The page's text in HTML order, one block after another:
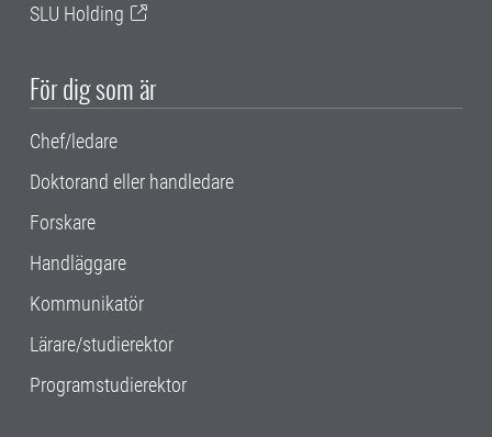
SLU Holding
För dig som är
Chef/ledare
Doktorand eller handledare
Forskare
Handläggare
Kommunikatör
Lärare/studierektor
Programstudierektor